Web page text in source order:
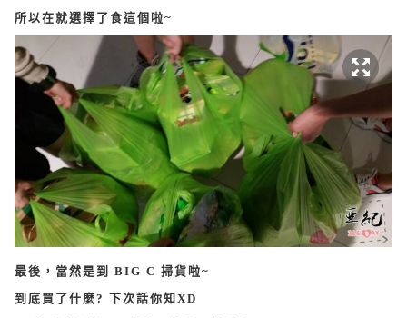
所以在就選擇了食這個啦~
最後，當然是到 BIG C 掃貨啦~
到底買了什麼? 下次話你知XD